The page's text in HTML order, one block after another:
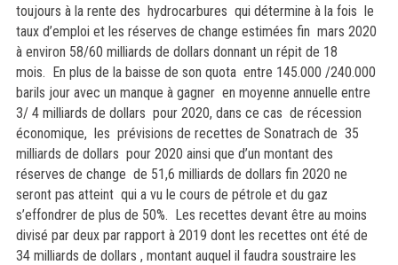
toujours à la rente des hydrocarbures qui détermine à la fois le
taux d’emploi et les réserves de change estimées fin mars 2020
à environ 58/60 milliards de dollars donnant un répit de 18
mois. En plus de la baisse de son quota entre 145.000 /240.000
barils jour avec un manque à gagner en moyenne annuelle entre
3/ 4 milliards de dollars pour 2020, dans ce cas de récession
économique, les prévisions de recettes de Sonatrach de 35
milliards de dollars pour 2020 ainsi que d’un montant des
réserves de change de 51,6 milliards de dollars fin 2020 ne
seront pas atteint qui a vu le cours de pétrole et du gaz
s’effondrer de plus de 50%. Les recettes devant être au moins
divisé par deux par rapport à 2019 dont les recettes ont été de
34 milliards de dollars , montant auquel il faudra soustraire les